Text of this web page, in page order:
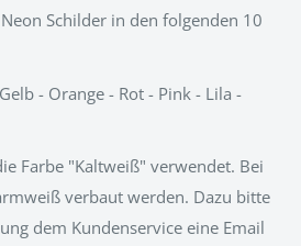
Schilder in den folgenden 10
- Orange - Rot - Pink - Lila -
Farbe "Kaltweiß" verwendet. Bei
verbaut werden. Dazu bitte
dem Kundenservice eine Email